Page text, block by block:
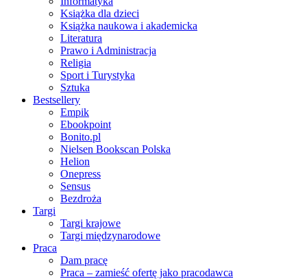
Książka dla dzieci
Książka naukowa i akademicka
Literatura
Prawo i Administracja
Religia
Sport i Turystyka
Sztuka
Bestsellery
Empik
Ebookpoint
Bonito.pl
Nielsen Bookscan Polska
Helion
Onepress
Sensus
Bezdroża
Targi
Targi krajowe
Targi międzynarodowe
Praca
Dam pracę
Praca – zamieść ofertę jako pracodawca